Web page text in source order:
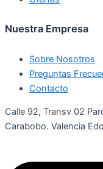
Nuestra Empresa
Sobre Nosotros
Preguntas
Contacto
Calle 92, Transv 02
Carabobo. Valencia